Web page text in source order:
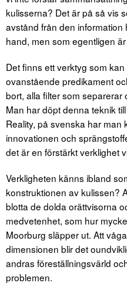
kulisserna? Det är på så vis
avstånd från den
hand, men som egentligen
Det finns ett verktyg som
ovanstående predikament
bort, alla filter som
Man har döpt denna teknik
Reality, på svenska har man
innovationen och
det är en förstärkt verklighet
Verkligheten känns ibland
konstruktionen av kulissen?
blotta de dolda orättvisorna
medvetenhet, som hur
Moorburg släpper ut. Att
dimensionen blir det
andras föreställningsvärld
problemen.